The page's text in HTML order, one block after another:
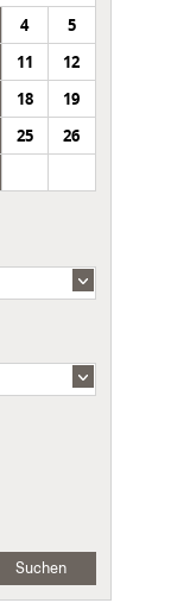
4
5
11
12
18
19
25
26
Suchen